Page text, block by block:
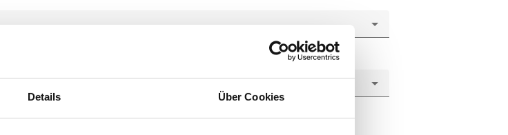
Details Über Cookies